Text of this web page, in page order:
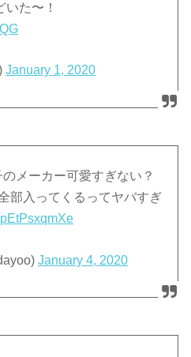
た〜！
January 1, 2020
メーカー可愛すぎない？
部入ってくるってヤバすぎ
January 4, 2020